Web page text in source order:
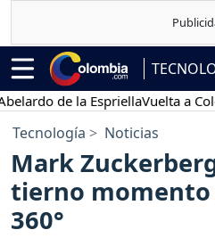
de la EspriellaVuelta a
Tecnología Noticias
Mark
tierno momento
360°